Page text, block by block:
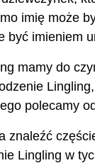
imię może
być imieniem
mamy do
polecamy
znaleźć
Lingling w